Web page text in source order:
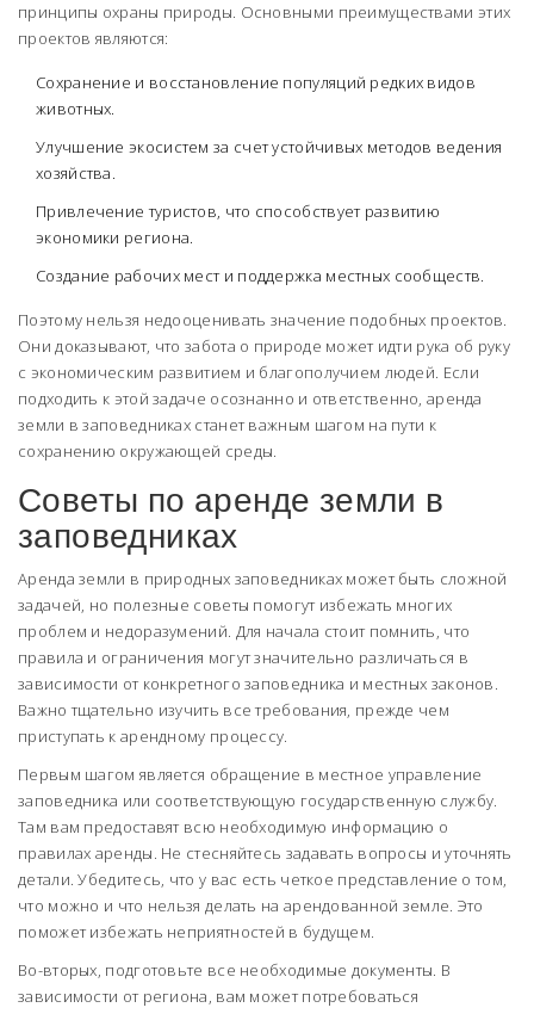
принципы охраны природы. Основными преимуществами этих
проектов являются:
Сохранение и восстановление популяций редких видов
животных.
Улучшение экосистем за счет устойчивых методов ведения
хозяйства.
Привлечение туристов, что способствует развитию
экономики региона.
Создание рабочих мест и поддержка местных сообществ.
Поэтому нельзя недооценивать значение подобных проектов.
Они доказывают, что забота о природе может идти рука об руку
с экономическим развитием и благополучием людей. Если
подходить к этой задаче осознанно и ответственно, аренда
земли в заповедниках станет важным шагом на пути к
сохранению окружающей среды.
Советы по аренде земли в
заповедниках
Аренда земли в природных заповедниках может быть сложной
задачей, но полезные советы помогут избежать многих
проблем и недоразумений. Для начала стоит помнить, что
правила и ограничения могут значительно различаться в
зависимости от конкретного заповедника и местных законов.
Важно тщательно изучить все требования, прежде чем
приступать к арендному процессу.
Первым шагом является обращение в местное управление
заповедника или соответствующую государственную службу.
Там вам предоставят всю необходимую информацию о
правилах аренды. Не стесняйтесь задавать вопросы и уточнять
детали. Убедитесь, что у вас есть четкое представление о том,
что можно и что нельзя делать на арендованной земле. Это
поможет избежать неприятностей в будущем.
Во-вторых, подготовьте все необходимые документы. В
зависимости от региона, вам может потребоваться